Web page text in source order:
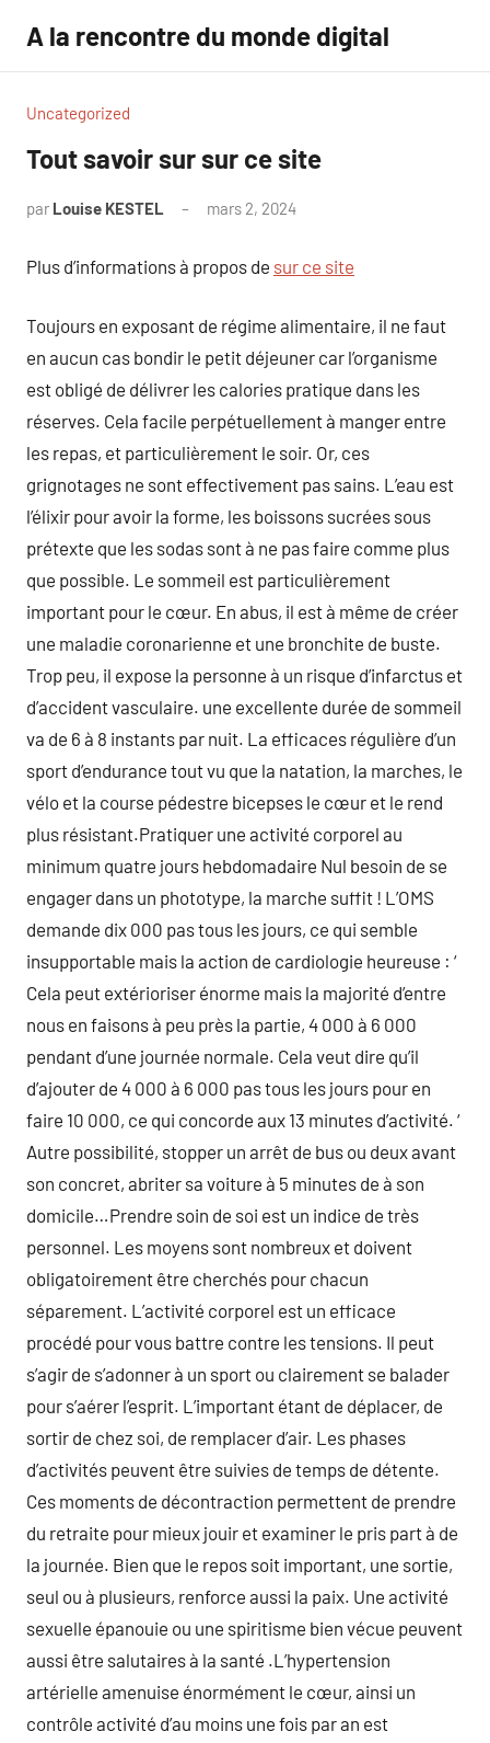
contenu
A la rencontre du monde digital
Uncategorized
Tout savoir sur sur ce site
par Louise KESTEL mars 2, 2024
Plus d’informations à propos de sur ce site
Toujours en exposant de régime alimentaire, il ne faut
en aucun cas bondir le petit déjeuner car l’organisme
est obligé de délivrer les calories pratique dans les
réserves. Cela facile perpétuellement à manger entre
les repas, et particulièrement le soir. Or, ces
grignotages ne sont effectivement pas sains. L’eau est
l’élixir pour avoir la forme, les boissons sucrées sous
prétexte que les sodas sont à ne pas faire comme plus
que possible. Le sommeil est particulièrement
important pour le cœur. En abus, il est à même de créer
une maladie coronarienne et une bronchite de buste.
Trop peu, il expose la personne à un risque d’infarctus et
d’accident vasculaire. une excellente durée de sommeil
va de 6 à 8 instants par nuit. La efficaces régulière d’un
sport d’endurance tout vu que la natation, la marches, le
vélo et la course pédestre bicepses le cœur et le rend
plus résistant.Pratiquer une activité corporel au
minimum quatre jours hebdomadaire Nul besoin de se
engager dans un phototype, la marche suffit ! L’OMS
demande dix 000 pas tous les jours, ce qui semble
insupportable mais la action de cardiologie heureuse : ‘
Cela peut extérioriser énorme mais la majorité d’entre
nous en faisons à peu près la partie, 4 000 à 6 000
pendant d’une journée normale. Cela veut dire qu’il
d’ajouter de 4 000 à 6 000 pas tous les jours pour en
faire 10 000, ce qui concorde aux 13 minutes d’activité. ‘
Autre possibilité, stopper un arrêt de bus ou deux avant
son concret, abriter sa voiture à 5 minutes de à son
domicile…Prendre soin de soi est un indice de très
personnel. Les moyens sont nombreux et doivent
obligatoirement être cherchés pour chacun
séparement. L’activité corporel est un efficace
procédé pour vous battre contre les tensions. Il peut
s’agir de s’adonner à un sport ou clairement se balader
pour s’aérer l’esprit. L’important étant de déplacer, de
sortir de chez soi, de remplacer d’air. Les phases
d’activités peuvent être suivies de temps de détente.
Ces moments de décontraction permettent de prendre
du retraite pour mieux jouir et examiner le pris part à de
la journée. Bien que le repos soit important, une sortie,
seul ou à plusieurs, renforce aussi la paix. Une activité
sexuelle épanouie ou une spiritisme bien vécue peuvent
aussi être salutaires à la santé .L’hypertension
artérielle amenuise énormément le cœur, ainsi un
contrôle activité d’au moins une fois par an est